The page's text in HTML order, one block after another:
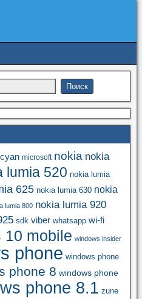
microsoft nokia nokia
lumia 520 nokia lumia
625 nokia lumia 630 nokia
lumia 800 nokia lumia 920
sdk viber whatsapp wi-fi
10 mobile windows insider
phone windows phone
phone 8 windows phone
phone 8.1 zune